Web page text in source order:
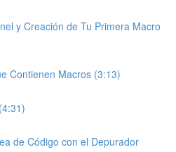
y Creación de Tu Primera Macro
Contienen Macros (3:13)
de Código con el Depurador